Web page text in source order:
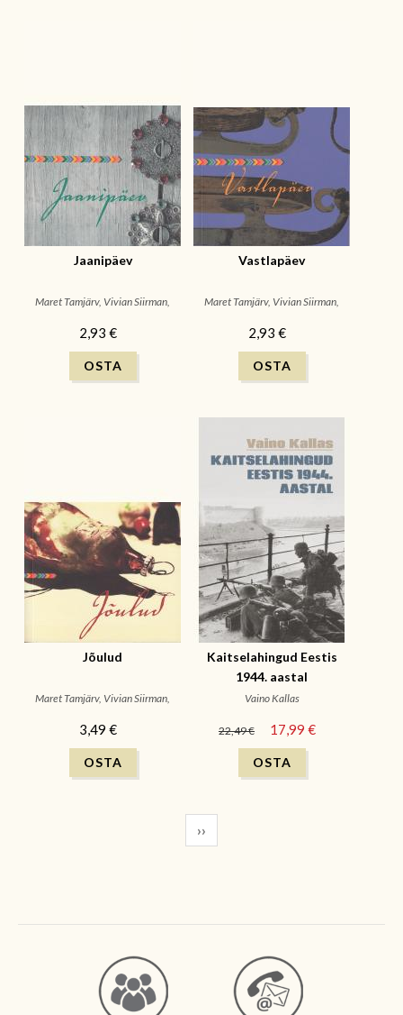
Jaanipäev
Maret Tamjärv, Vivian Siirman,
2,93 €
Vastlapäev
Maret Tamjärv, Vivian Siirman,
2,93 €
Jõulud
Maret Tamjärv, Vivian Siirman,
3,49 €
Kaitselahingud Eestis
1944. aastal
Vaino Kallas
22,49 € 17,99 €
››